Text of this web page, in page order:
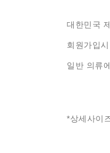
대한민국
회원가입
일반 의류
*상세사이